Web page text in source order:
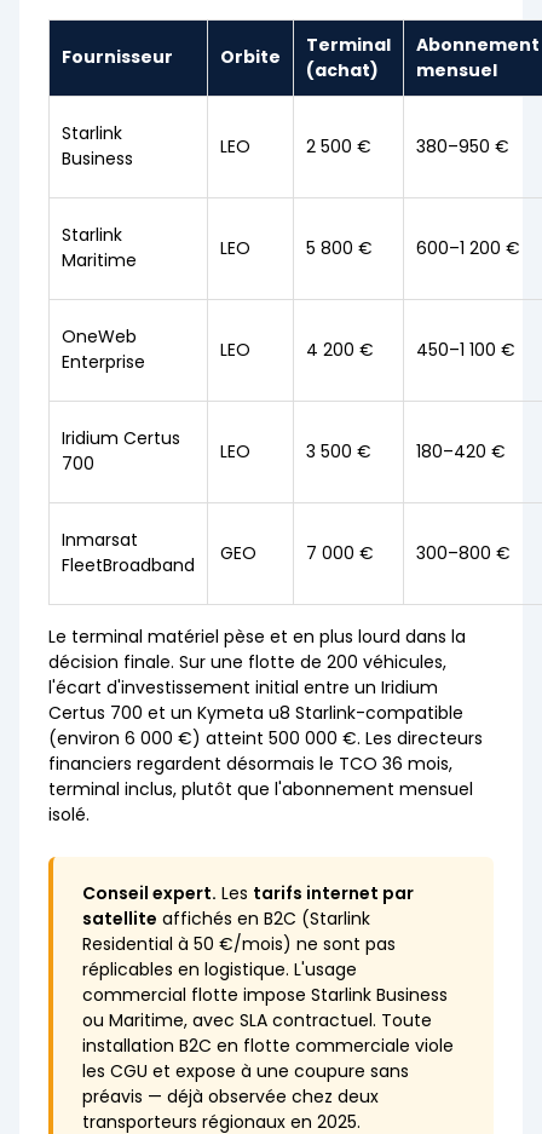
Fournisseur Orbite
Terminal
(achat)
Abonnement
mensuel
Starlink
Business
LEO 2 500 € 380–950 €
Starlink
Maritime
LEO 5 800 € 600–1 200 €
OneWeb
Enterprise
LEO 4 200 € 450–1 100 €
Iridium Certus
700
LEO 3 500 € 180–420 €
Inmarsat
FleetBroadband
GEO 7 000 € 300–800 €
Le terminal matériel pèse et en plus lourd dans la
décision finale. Sur une flotte de 200 véhicules,
l'écart d'investissement initial entre un Iridium
Certus 700 et un Kymeta u8 Starlink-compatible
(environ 6 000 €) atteint 500 000 €. Les directeurs
financiers regardent désormais le TCO 36 mois,
terminal inclus, plutôt que l'abonnement mensuel
isolé.
Conseil expert. Les tarifs internet par
satellite affichés en B2C (Starlink
Residential à 50 €/mois) ne sont pas
réplicables en logistique. L'usage
commercial flotte impose Starlink Business
ou Maritime, avec SLA contractuel. Toute
installation B2C en flotte commerciale viole
les CGU et expose à une coupure sans
préavis — déjà observée chez deux
transporteurs régionaux en 2025.